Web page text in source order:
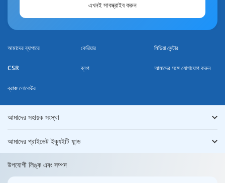
এখনই সাবস্ক্রাইব করুন
আমাদের ব্যাপারে কেরিয়ার মিডিয়া সেন্টার
CSR ব্লগ আমাদের সঙ্গে যোগাযোগ করুন
ব্রাঞ্চ লোকেটর
আমাদের সহায়ক সংস্থা
আমাদের প্রাইভেট ইক্যুইটি ফান্ড
উপযোগী লিঙ্ক এবং সম্পদ